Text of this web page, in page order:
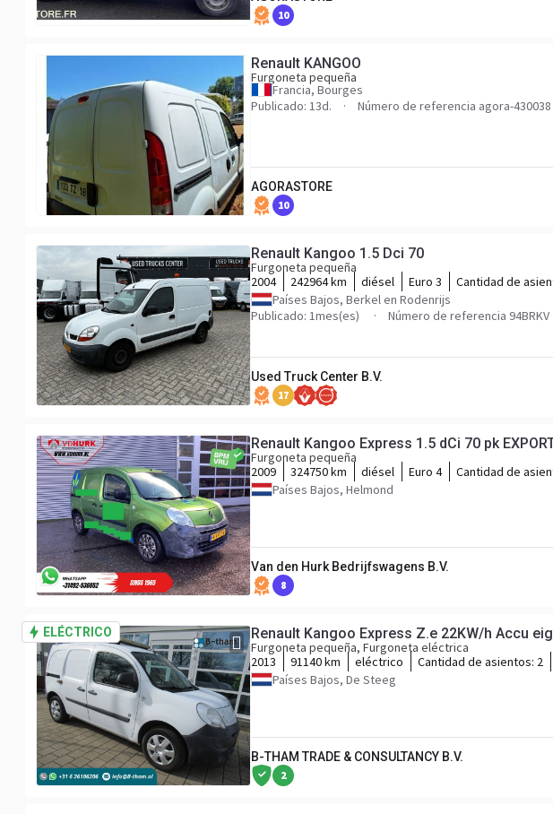
10
Renault KANGOO
Furgoneta pequeña
Francia, Bourges
Publicado: 13d.
Número de referencia agora-430038
AGORASTORE
10
Renault Kangoo 1.5 Dci 70
Furgoneta pequeña
2004
242964 km diésel Euro 3 Cantidad de
Países Bajos, Berkel en Rodenrijs
Publicado: 1mes(es)
Número de referencia 94BRKV
Used Truck Center B.V.
17
Renault Kangoo Express 1.5 dCi 70 pk
Furgoneta pequeña
2009
324750 km diésel Euro 4 Cantidad de
Países Bajos, Helmond
Van den Hurk Bedrijfswagens B.V.
8
ELÉCTRICO Renault Kangoo Express Z.e 22KW/h Accu
Furgoneta pequeña, Furgoneta eléctrica
2013
91140 km eléctrico Cantidad de asientos: 2
Países Bajos, De Steeg
B-THAM TRADE & CONSULTANCY B.V.
2